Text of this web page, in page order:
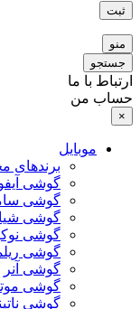
ثبت
منو
جستجو
ارتباط با ما
حساب من
×
موبایل
برندهای
گوشی
گوشی
گوشی
گوشی
گوشی
گوشی آنر
گوشی
گوشی